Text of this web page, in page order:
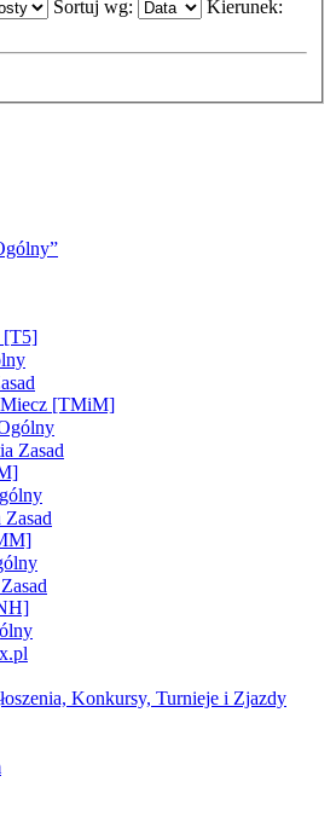
Sortuj wg: Kierunek:
[T5]
Miecz [TMiM]
Zasad
Konkursy, Turnieje i Zjazdy